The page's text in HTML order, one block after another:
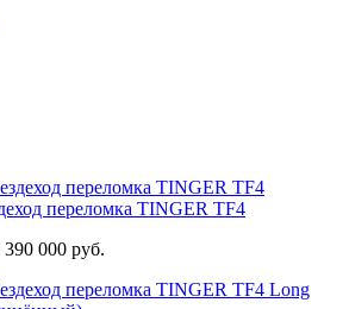
переломка TINGER TF4
390 000 руб.